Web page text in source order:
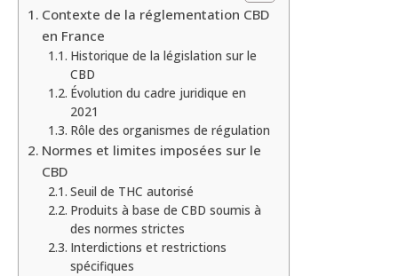
Contexte de la réglementation CBD
en France
Historique de la législation sur le
CBD
Évolution du cadre juridique en
2021
Rôle des organismes de régulation
Normes et limites imposées sur le
CBD
Seuil de THC autorisé
Produits à base de CBD soumis à
des normes strictes
Interdictions et restrictions
spécifiques